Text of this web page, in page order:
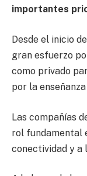
importantes
Desde el inicio
gran esfuerzo
como privado
por la
Las compañías
rol fundamental
conectividad y a